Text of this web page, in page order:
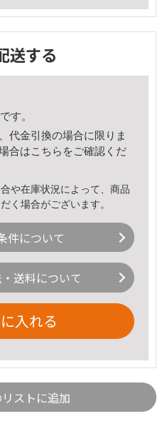
送する
す。
代金引換の場合に限りま
合はこちら をご確認くだ
や在庫状況によって、商品
く場合がございます。
件について
送料について
入れる
ストに追加